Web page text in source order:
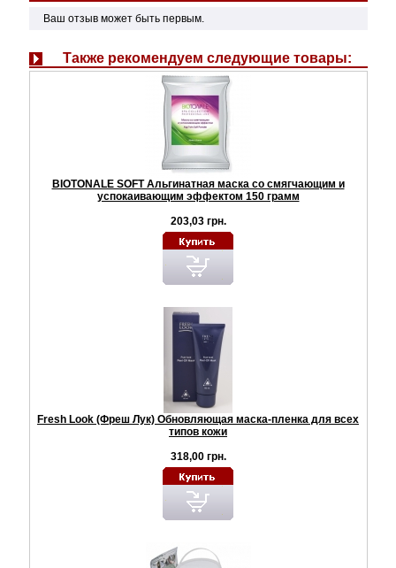
Ваш отзыв может быть первым.
Также рекомендуем следующие товары:
BIOTONALE SOFT Альгинатная маска со смягчающим и
успокаивающим эффектом 150 грамм
203,03 грн.
Fresh Look (Фреш Лук) Обновляющая маска-пленка для всех
типов кожи
318,00 грн.